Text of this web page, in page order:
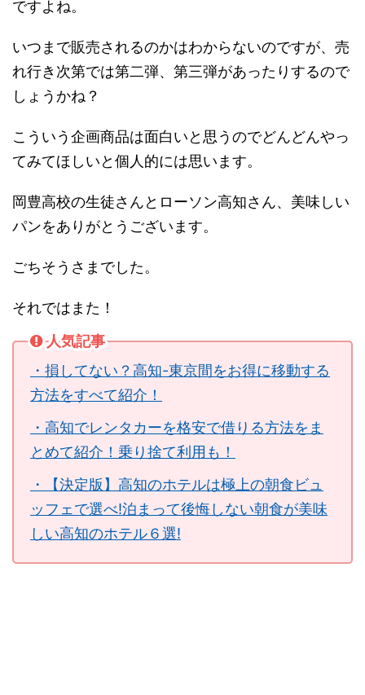
ですよね。
いつまで販売されるのかはわからないのですが、売
れ行き次第では第二弾、第三弾があったりするので
しょうかね？
こういう企画商品は面白いと思うのでどんどんやっ
てみてほしいと個人的には思います。
岡豊高校の生徒さんとローソン高知さん、美味しい
パンをありがとうございます。
ごちそうさまでした。
それではまた！
人気記事
・損してない？高知-東京間をお得に移動する
方法をすべて紹介！
・高知でレンタカーを格安で借りる方法をま
とめて紹介！乗り捨て利用も！
・【決定版】高知のホテルは極上の朝食ビュ
ッフェで選べ!泊まって後悔しない朝食が美味
しい高知のホテル６選!